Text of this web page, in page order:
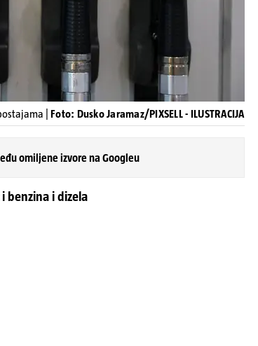
| Foto: Dusko Jaramaz/PIXSELL - ILUSTRACIJA
omiljene izvore na Googleu
benzina i dizela